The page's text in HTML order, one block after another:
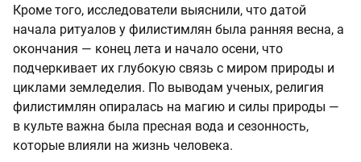
Кроме того, исследователи выяснили, что датой
начала ритуалов у филистимлян была ранняя весна, а
окончания — конец лета и начало осени, что
подчеркивает их глубокую связь с миром природы и
циклами земледелия. По выводам ученых, религия
филистимлян опиралась на магию и силы природы —
в культе важна была пресная вода и сезонность,
которые влияли на жизнь человека.